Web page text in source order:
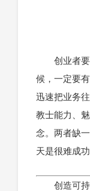
创业者
候，一定要
迅速把业务
教士能力、
念。两者缺
天是很难成功
创造可